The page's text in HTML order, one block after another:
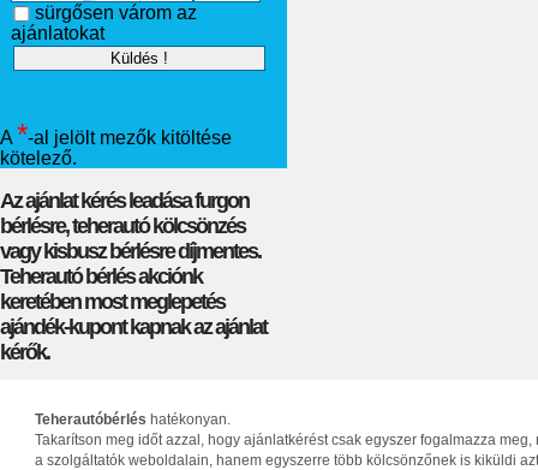
sürgősen várom az
ajánlatokat
A *-al jelölt mezők kitöltése
kötelező.
Az ajánlat kérés leadása furgon
bérlésre, teherautó kölcsönzés
vagy kisbusz bérlésre díjmentes.
Teherautó bérlés akciónk
keretében most meglepetés
ajándék-kupont kapnak az ajánlat
kérők.
Teherautóbérlés hatékonyan.
Takarítson meg időt azzal, hogy ajánlatkérést csak egyszer fogalmazza
a szolgáltatók weboldalain, hanem egyszerre több kölcsönzőnek is kiküldi